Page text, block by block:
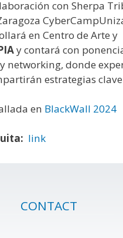
con Sherpa
en Centro de Arte y
y contará con
networking, donde
estrategias
en BlackWall 2024
link
CONTACT